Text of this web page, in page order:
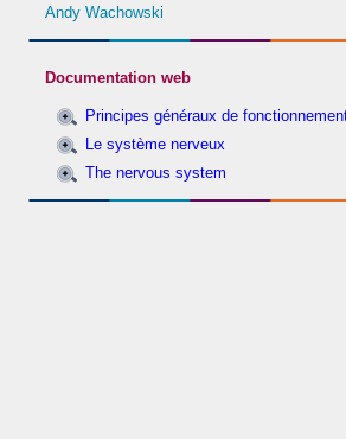
Andy Wachowski
Documentation web
Principes généraux de
Le système nerveux
The nervous system